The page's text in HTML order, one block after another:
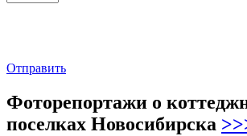
Отправить
Фоторепортажи о
поселках Новосибирска